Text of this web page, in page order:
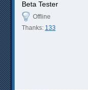
Beta Tester
Offline
Thanks: 133